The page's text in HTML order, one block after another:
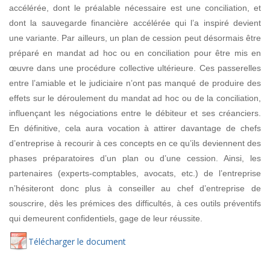
accélérée, dont le préalable nécessaire est une conciliation, et
dont la sauvegarde financière accélérée qui l’a inspiré devient
une variante. Par ailleurs, un plan de cession peut désormais être
préparé en mandat ad hoc ou en conciliation pour être mis en
œuvre dans une procédure collective ultérieure. Ces passerelles
entre l’amiable et le judiciaire n’ont pas manqué de produire des
effets sur le déroulement du mandat ad hoc ou de la conciliation,
influençant les négociations entre le débiteur et ses créanciers.
En définitive, cela aura vocation à attirer davantage de chefs
d’entreprise à recourir à ces concepts en ce qu’ils deviennent des
phases préparatoires d’un plan ou d’une cession. Ainsi, les
partenaires (experts-comptables, avocats, etc.) de l’entreprise
n’hésiteront donc plus à conseiller au chef d’entreprise de
souscrire, dès les prémices des difficultés, à ces outils préventifs
qui demeurent confidentiels, gage de leur réussite.
Télécharger le document